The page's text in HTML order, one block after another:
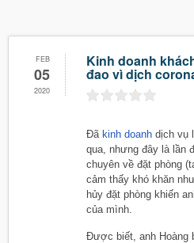
FEB
05
2020
Kinh doanh
đao vì dịch
Đã kinh doanh dịch vụ
qua, nhưng đây là lần
chuyên về đặt phòng
cảm thấy khó khăn
hủy đặt phòng khiến
của mình.
Được biết, anh Hoàng